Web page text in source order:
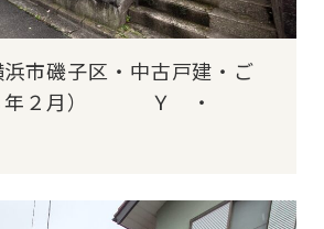
浜市磯子区・中古戸建・ご
８年２月） Ｙ ・